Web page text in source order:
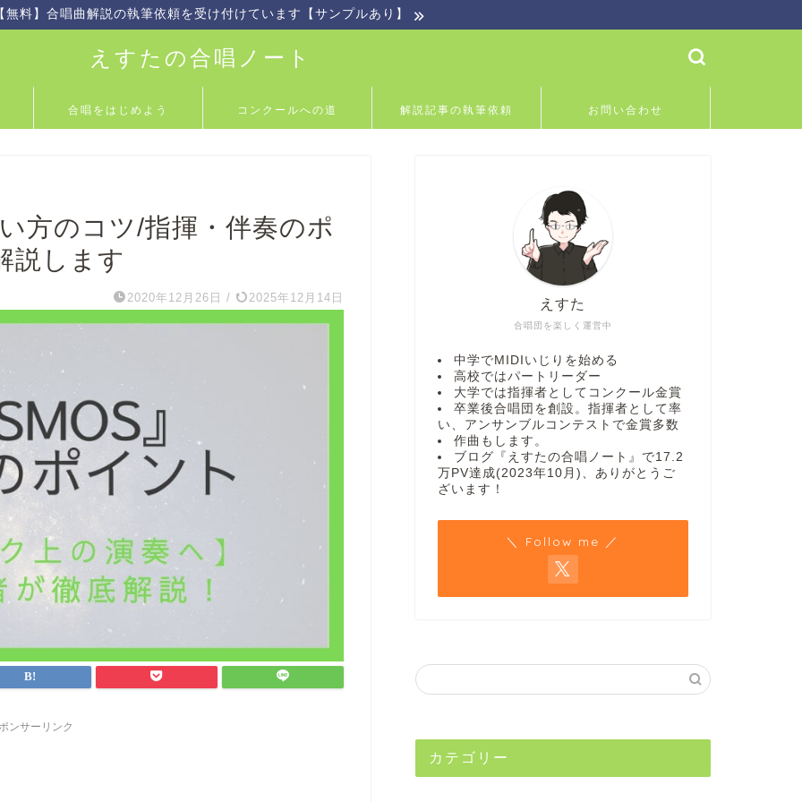
無料】合唱曲解説の執筆依頼を受け付けています【サンプルあり】
えすたの合唱ノート
合唱をはじめよう コンクールへの道 解説記事の執筆依頼 お問い合わせ
方のコツ/指揮・伴奏のポ
説します
2020年12月26日 / 2025年12月14日
ンサーリンク
合唱団を楽しく運営中
えすた
中学でMIDIいじりを始める
高校ではパートリーダー
大学では指揮者としてコンクール金賞
卒業後合唱団を創設。指揮者として率
い、アンサンブルコンテストで金賞多数
作曲もします。
ブログ『えすたの合唱ノート』で17.2
万PV達成(2023年10月)、ありがとうご
ざいます！
＼ Follow me ／
カテゴリー